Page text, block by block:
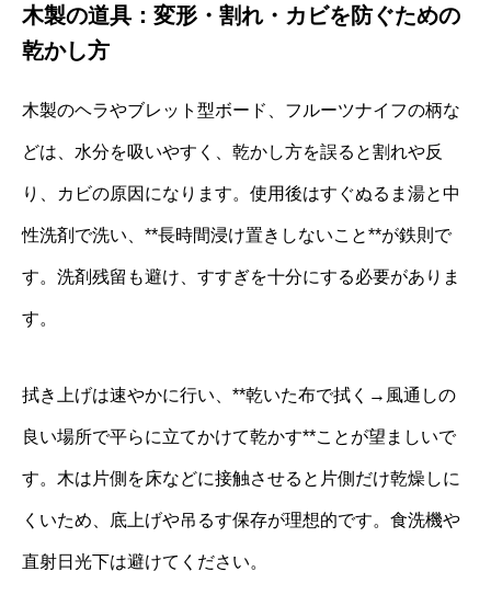
木製の道具：変形・割れ・カビを防ぐための
乾かし方
木製のヘラやブレット型ボード、フルーツナイフの柄な
どは、水分を吸いやすく、乾かし方を誤ると割れや反
り、カビの原因になります。使用後はすぐぬるま湯と中
性洗剤で洗い、**長時間浸け置きしないこと**が鉄則で
す。洗剤残留も避け、すすぎを十分にする必要がありま
す。
拭き上げは速やかに行い、**乾いた布で拭く→風通しの
良い場所で平らに立てかけて乾かす**ことが望ましいで
す。木は片側を床などに接触させると片側だけ乾燥しに
くいため、底上げや吊るす保存が理想的です。食洗機や
直射日光下は避けてください。